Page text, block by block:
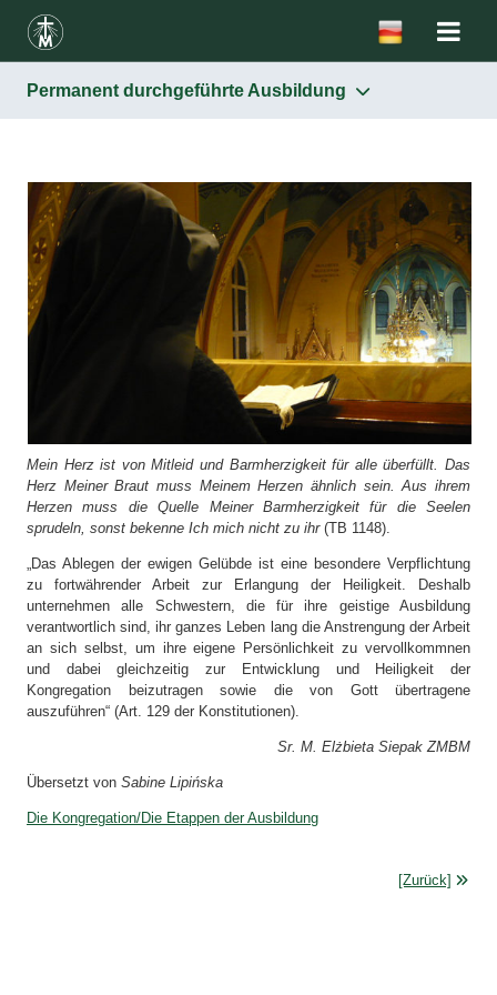
Permanent durchgeführte Ausbildung
Postulat
Permanent durchgeführte Ausbildung
Mein Herz ist von Mitleid und Barmherzigkeit für alle überfüllt. Das
Herz Meiner Braut muss Meinem Herzen ähnlich sein. Aus ihrem
Herzen muss die Quelle Meiner Barmherzigkeit für die Seelen
sprudeln, sonst bekenne Ich mich nicht zu ihr (TB 1148).
„Das Ablegen der ewigen Gelübde ist eine besondere Verpflichtung
zu fortwährender Arbeit zur Erlangung der Heiligkeit. Deshalb
unternehmen alle Schwestern, die für ihre geistige Ausbildung
verantwortlich sind, ihr ganzes Leben lang die Anstrengung der Arbeit
an sich selbst, um ihre eigene Persönlichkeit zu vervollkommnen
und dabei gleichzeitig zur Entwicklung und Heiligkeit der
Kongregation beizutragen sowie die von Gott übertragene
auszuführen“ (Art. 129 der Konstitutionen).
Sr. M. Elżbieta Siepak ZMBM
Übersetzt von Sabine Lipińska
Die Kongregation/Die Etappen der Ausbildung
[Zurück]